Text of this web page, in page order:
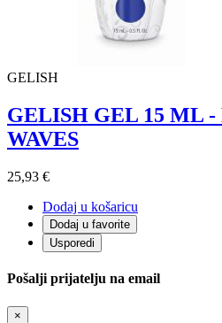
GELISH
GELISH GEL 15 ML
WAVES
25,93 €
Dodaj u košaricu
Dodaj u favorite
Usporedi
Pošalji prijatelju na email
×